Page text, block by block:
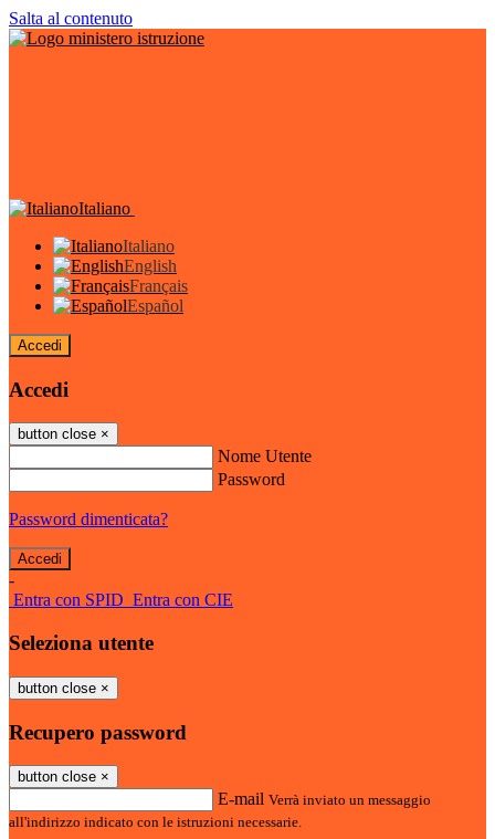
Salta al contenuto
Italiano
Italiano
English
Français
Español
Accedi
Accedi
button close ×
Nome Utente
Password
Password dimenticata?
-
Entra con SPID Entra con CIE
Seleziona utente
button close ×
Recupero password
button close ×
E-mail Verrà inviato un messaggio
all'indirizzo indicato con le istruzioni necessarie.